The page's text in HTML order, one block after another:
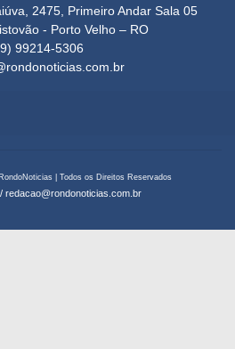
2475, Primeiro Andar Sala 05
- Porto Velho – RO
99214-5306
| Todos os Direitos Reservados
/ redacao@rondonoticias.com.br